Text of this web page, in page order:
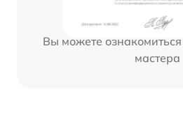
Вы можете
мастера